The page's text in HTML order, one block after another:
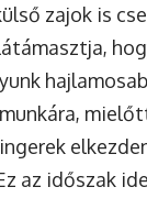
zajok is
az időszak